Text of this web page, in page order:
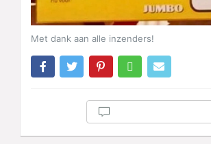
Met dank aan alle inzenders!